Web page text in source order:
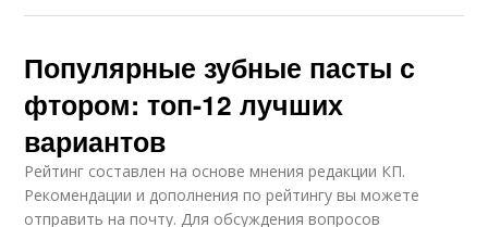
Популярные зубные пасты с
фтором: топ-12 лучших
вариантов
Рейтинг составлен на основе мнения редакции КП.
Рекомендации и дополнения по рейтингу вы можете
отправить на почту. Для обсуждения вопросов